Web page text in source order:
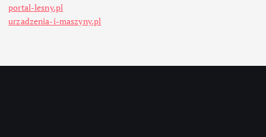
portal-lesny.pl
urzadzenia-i-maszyny.pl